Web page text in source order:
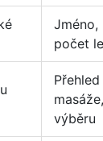
Jméno,
počet
výběru